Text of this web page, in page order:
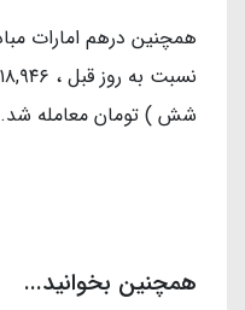
شش ) تومان معامله شد.
همچنین بخوانید...